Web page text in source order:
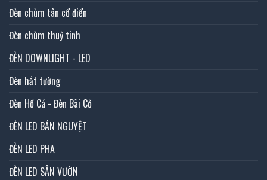
Đèn chùm tân cổ điển
Đèn chùm thuỷ tinh
ĐÈN DOWNLIGHT - LED
Đèn hắt tường
Đèn Hồ Cá - Đèn Bãi Cỏ
ĐÈN LED BÁN NGUYỆT
ĐÈN LED PHA
ĐÈN LED SÂN VƯỜN